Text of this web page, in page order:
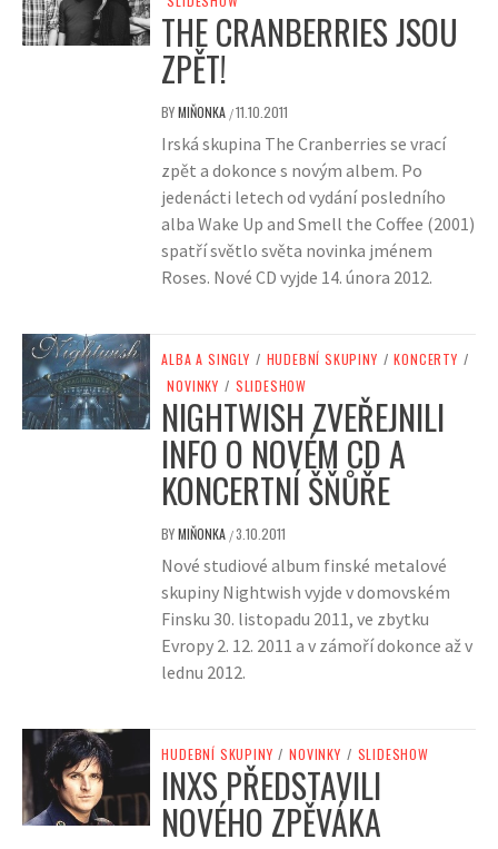
THE CRANBERRIES JSOU
ZPĚT!
BYMIŇONKA /11.10.2011
Irská skupina The Cranberries se vrací
zpět a dokonce s novým albem. Po
jedenácti letech od vydání posledního
alba Wake Up and Smell the Coffee (2001)
spatří světlo světa novinka jménem
Roses. Nové CD vyjde 14. února 2012.
ALBA A SINGLY / HUDEBNÍ SKUPINY / KONCERTY /
NOVINKY / SLIDESHOW
NIGHTWISH ZVEŘEJNILI
INFO O NOVÉM CD A
KONCERTNÍ ŠŇŮŘE
BYMIŇONKA /3.10.2011
Nové studiové album finské metalové
skupiny Nightwish vyjde v domovském
Finsku 30. listopadu 2011, ve zbytku
Evropy 2. 12. 2011 a v zámoří dokonce až v
lednu 2012.
HUDEBNÍ SKUPINY / NOVINKY / SLIDESHOW
INXS PŘEDSTAVILI
NOVÉHO ZPĚVÁKA